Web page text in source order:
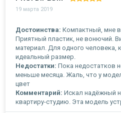
19 марта 2019
Достоинства: Компактный, мне
Приятный пластик, не вонючий.
материал. Для одного человека,
идеальный размер.
Недостатки: Пока недостатков
меньше месяца. Жаль, что у
цвет
Комментарий: Искал надёжный
квартиру-студию. Эта модель